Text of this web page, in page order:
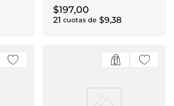
$197,00
21 cuotas de $9,38